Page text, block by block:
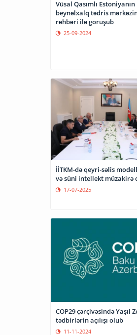
Vüsal Qasımlı Estoniyanın
beynəlxalq tədris
rəhbəri ilə görüşüb
25-09-2024
İİTKM-də qeyri-səlis
və süni intellekt müzakirə
17-07-2025
COP29 çərçivəsində Yaşıl
tədbirlərin açılışı olub
11-11-2024